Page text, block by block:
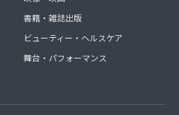
書籍・雑誌出版
ビューティー・ヘルスケア
舞台・パフォーマンス